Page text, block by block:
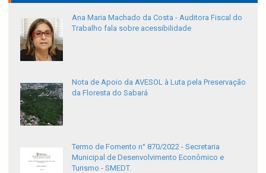
Ana Maria Machado da Costa - Auditora Fiscal do
Trabalho fala sobre acessibilidade
Nota de Apoio da AVESOL à Luta pela Preservação
da Floresta do Sabará
Termo de Fomento n° 870/2022 - Secretaria
Municipal de Desenvolvimento Econômico e
Turismo - SMEDT.